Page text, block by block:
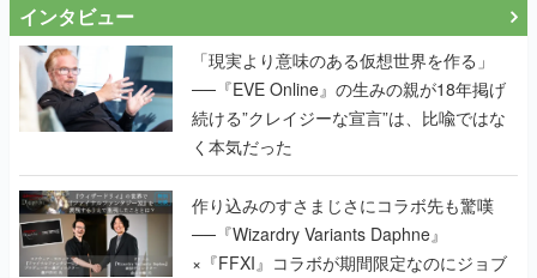
インタビュー
「現実より意味のある仮想世界を作る」
──『EVE Online』の生みの親が18年掲げ
続ける”クレイジーな宣言”は、比喩ではな
く本気だった
作り込みのすさまじさにコラボ先も驚嘆
──『Wizardry Variants Daphne』
×『FFXI』コラボが期間限定なのにジョブ